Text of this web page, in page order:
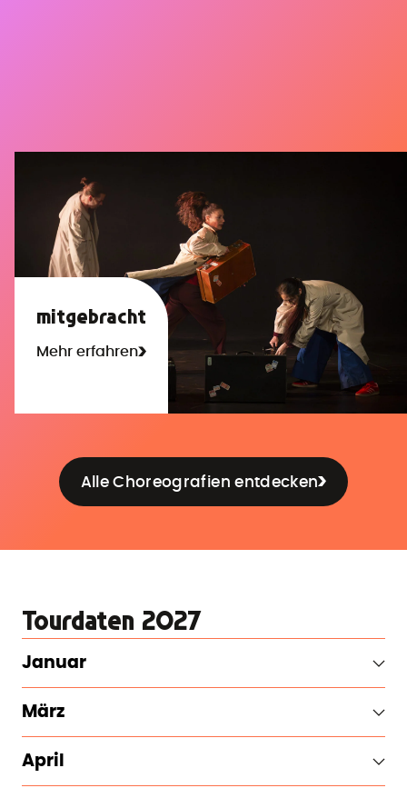
mitgebracht
Mehr erfahren
Alle Choreografien entdecken
Tourdaten 2027
Januar
März
April